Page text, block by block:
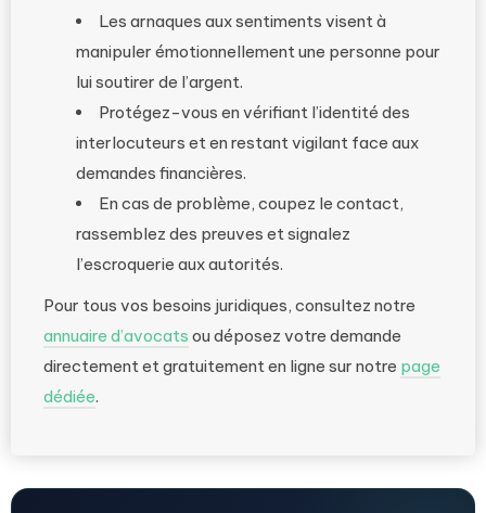
Les arnaques aux sentiments visent à
manipuler émotionnellement une personne pour
lui soutirer de l’argent.
Protégez-vous en vérifiant l’identité des
interlocuteurs et en restant vigilant face aux
demandes financières.
En cas de problème, coupez le contact,
rassemblez des preuves et signalez
l’escroquerie aux autorités.
Pour tous vos besoins juridiques, consultez notre
annuaire d’avocats ou déposez votre demande
directement et gratuitement en ligne sur notre page
dédiée.